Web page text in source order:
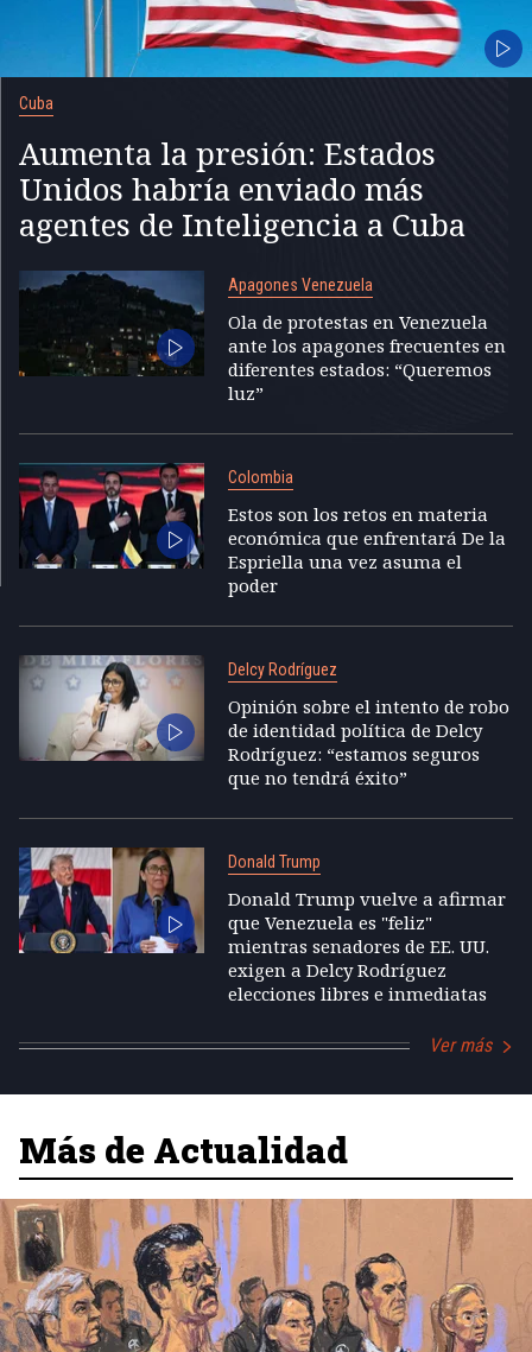
Cuba
Aumenta la presión: Estados
Unidos habría enviado más
agentes de Inteligencia a Cuba
Apagones Venezuela
Ola de protestas en Venezuela
ante los apagones frecuentes en
diferentes estados: “Queremos
luz”
Colombia
Estos son los retos en materia
económica que enfrentará De la
Espriella una vez asuma el
poder
Delcy Rodríguez
Opinión sobre el intento de robo
de identidad política de Delcy
Rodríguez: “estamos seguros
que no tendrá éxito”
Donald Trump
Donald Trump vuelve a afirmar
que Venezuela es "feliz"
mientras senadores de EE. UU.
exigen a Delcy Rodríguez
elecciones libres e inmediatas
Ver más
Más de Actualidad